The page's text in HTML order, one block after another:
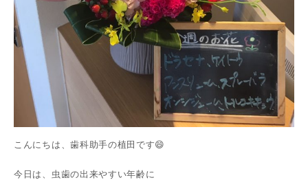
こんにちは、歯科助手の植田です😄
今日は、虫歯の出来やすい年齢に